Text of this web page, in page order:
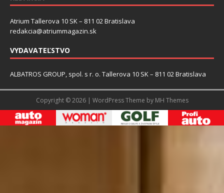
Atrium Tallerova 10 SK – 811 02 Bratislava
redakcia@atriummagazin.sk
VYDAVATEĽSTVO
ALBATROS GROUP, spol. s r. o. Tallerova 10 SK – 811 02 Bratislava
Copyright © 2026 | WordPress Theme by MH Themes